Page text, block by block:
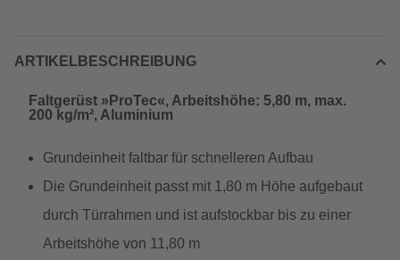
ARTIKELBESCHREIBUNG
Faltgerüst »ProTec«, Arbeitshöhe: 5,80 m, max.
200 kg/m², Aluminium
Grundeinheit faltbar für schnelleren Aufbau
Die Grundeinheit passt mit 1,80 m Höhe aufgebaut
durch Türrahmen und ist aufstockbar bis zu einer
Arbeitshöhe von 11,80 m